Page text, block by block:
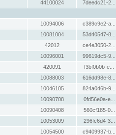
44100024 7deedc21-2...
10094006 c389c9e2-a...
10081004 53d40547-8...
42012 ce4e3050-2...
10096001 99619dc5-9...
420091 f3bf0b0b-e...
10088003 616dd98e-8...
10046105 824a046b-9...
10090708 0fd56e0a-e...
10090408 560cf185-0...
10053009 296fc6d4-3...
10054500 c9409937-b...